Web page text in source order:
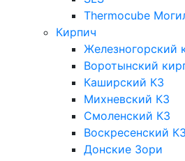
Thermocube
Кирпич
Железногорский
Воротынский
Каширский КЗ
Михневский КЗ
Смоленский КЗ
Воскресенский КЗ
Донские Зори